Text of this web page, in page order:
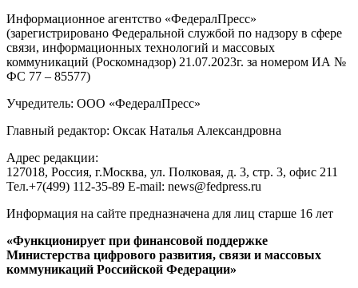
Информационное агентство «ФедералПресс»
(зарегистрировано Федеральной службой по надзору в сфере
связи, информационных технологий и массовых
коммуникаций (Роскомнадзор) 21.07.2023г. за номером ИА №
ФС 77 – 85577)
Учредитель: ООО «ФедералПресс»
Главный редактор: Оксак Наталья Александровна
Адрес редакции:
127018, Россия, г.Москва, ул. Полковая, д. 3, стр. 3, офис 211
Тел.+7(499) 112-35-89 E-mail: news@fedpress.ru
Информация на сайте предназначена для лиц старше 16 лет
«Функционирует при финансовой поддержке
Министерства цифрового развития, связи и массовых
коммуникаций Российской Федерации»